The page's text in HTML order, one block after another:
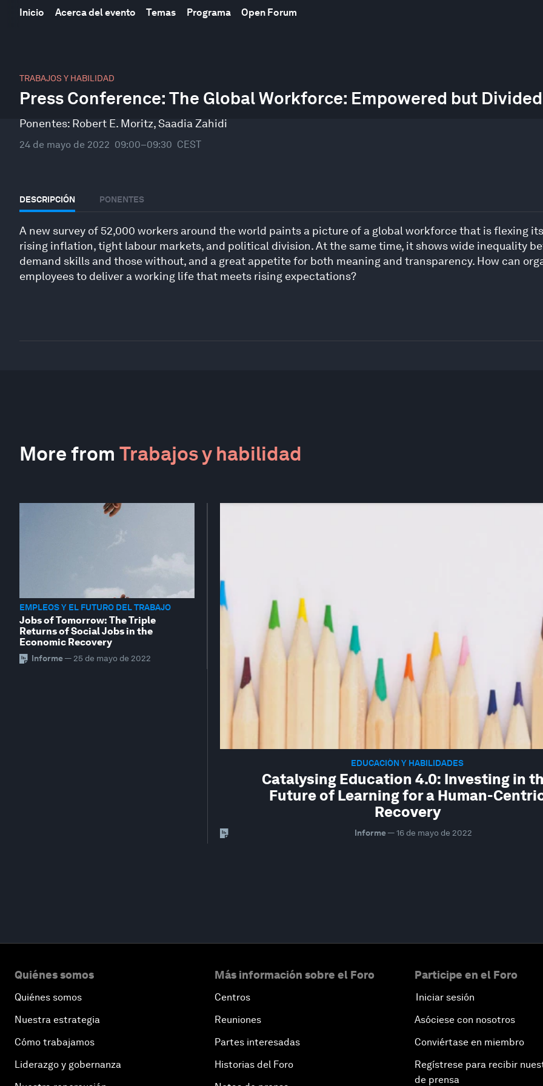
Inicio Acerca del evento Temas Programa Open Forum
TRABAJOS Y HABILIDAD
Press Conference: The Global Workforce: Empowered but Divided
Ponentes: Robert E. Moritz,Saadia Zahidi
24 de mayo de 2022 09:00–09:30 CEST
DESCRIPCIÓN PONENTES
A new survey of 52,000 workers around the world paints a picture of a global workforce that is flexing
rising inflation, tight labour markets, and political division. At the same time, it shows wide inequality
demand skills and those without, and a great appetite for both meaning and transparency. How can
employees to deliver a working life that meets rising expectations?
More from Trabajos y habilidad
EDUCACIÓN Y HABILIDADES
Catalysing Education 4.0: Investing in
Future of Learning for a Human-
Recovery
Informe—16 de mayo de 2022
EMPLEOS Y EL FUTURO DEL TRABAJO
Jobs of Tomorrow: The Triple
Returns of Social Jobs in the
Economic Recovery
Informe—25 de mayo de 2022
seconds
33
minutes,
secondsVolume
Quiénes somos
Quiénes somos
Nuestra estrategia
Cómo trabajamos
Liderazgo y gobernanza
Más información sobre el Foro
Centros
Reuniones
Partes interesadas
Historias del Foro
Participe en el Foro
Iniciar sesión
Asóciese con nosotros
Conviértase en miembro
Regístrese para recibir
de prensa